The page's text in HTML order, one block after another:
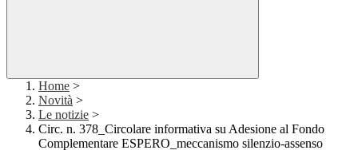
Home >
Novità >
Le notizie >
Circ. n. 378_Circolare informativa su Adesione al Fondo
Complementare ESPERO_meccanismo silenzio-assenso